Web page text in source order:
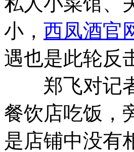
小， 西凤酒官
遇也是此轮反
郑飞对记者
餐饮店吃饭，
是店铺中没有